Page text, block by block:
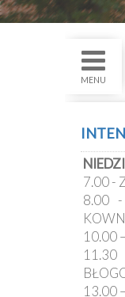
św.
i
Duszpasterze
MENU
7.00 -
8.00 -
10.00
13.00